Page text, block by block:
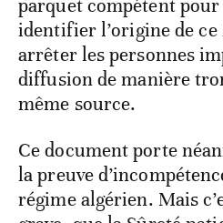
parquet compétent
identifier l’origine de
arrêter les personnes
diffusion de manière
même source.
Ce document porte
la preuve
régime algérien. Mais